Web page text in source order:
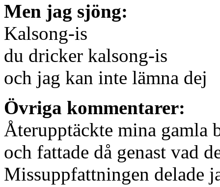
Men jag sjöng:
Kalsong-is
du dricker kalsong-is
och jag kan inte lämna dej
Övriga kommentarer:
Återupptäckte mina gamla
och fattade då genast vad
Missuppfattningen delade